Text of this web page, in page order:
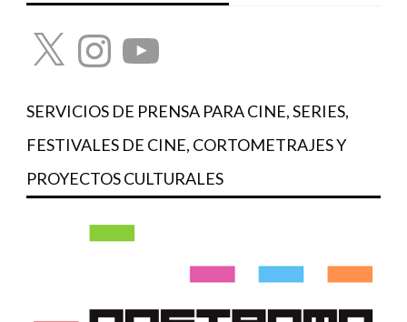
X InstagramYouTube
SERVICIOS DE PRENSA PARA CINE, SERIES,
FESTIVALES DE CINE, CORTOMETRAJES Y
PROYECTOS CULTURALES